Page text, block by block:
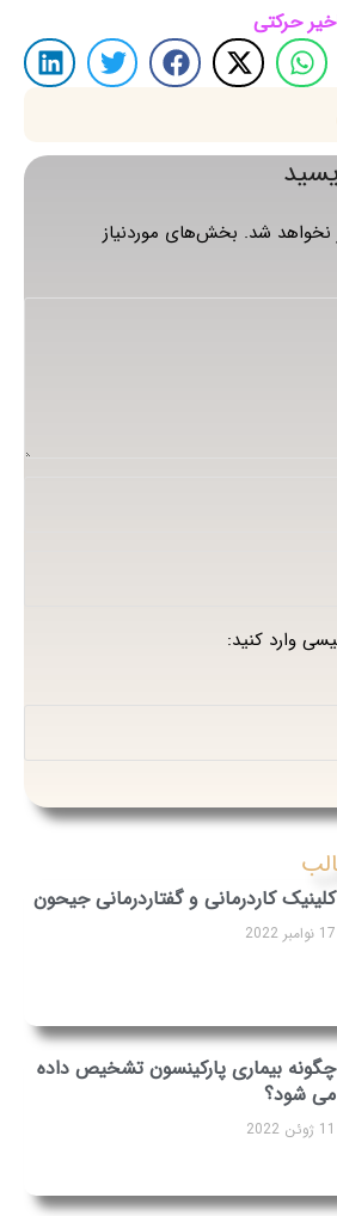
حرکتی
نخواهد شد. بخش‌های موردنیاز
وارد کنید:
کلینیک کاردرمانی و گفتاردرمانی جیحون
17 نوامبر 2022
چگونه بیماری پارکینسون تشخیص داده
می شود؟
11 ژوئن 2022